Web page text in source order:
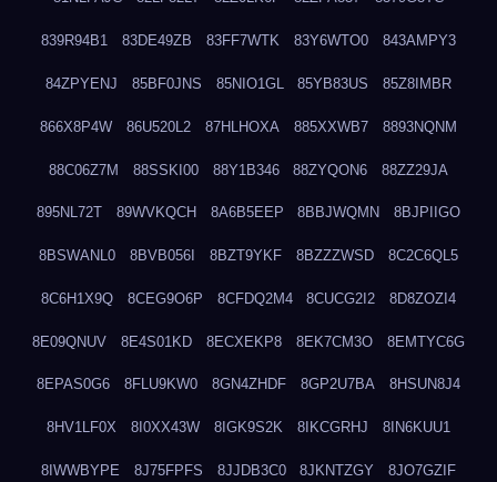
839R94B1 83DE49ZB 83FF7WTK 83Y6WTO0 843AMPY3
84ZPYENJ 85BF0JNS 85NIO1GL 85YB83US 85Z8IMBR
866X8P4W 86U520L2 87HLHOXA 885XXWB7 8893NQNM
88C06Z7M 88SSKI00 88Y1B346 88ZYQON6 88ZZ29JA
895NL72T 89WVKQCH 8A6B5EEP 8BBJWQMN 8BJPIIGO
8BSWANL0 8BVB056I 8BZT9YKF 8BZZZWSD 8C2C6QL5
8C6H1X9Q 8CEG9O6P 8CFDQ2M4 8CUCG2I2 8D8ZOZI4
8E09QNUV 8E4S01KD 8ECXEKP8 8EK7CM3O 8EMTYC6G
8EPAS0G6 8FLU9KW0 8GN4ZHDF 8GP2U7BA 8HSUN8J4
8HV1LF0X 8I0XX43W 8IGK9S2K 8IKCGRHJ 8IN6KUU1
8IWWBYPE 8J75FPFS 8JJDB3C0 8JKNTZGY 8JO7GZIF